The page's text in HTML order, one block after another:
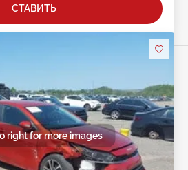
СТАВИТЬ
right for more images